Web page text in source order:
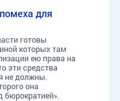
для
готовы
которых там
ею права на
эти средства
не должны.
она
бюрократией».